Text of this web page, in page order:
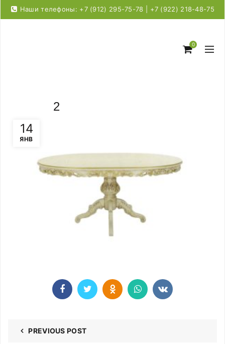
Наши телефоны: +7 (912) 295-75-78 | +7 (922) 218-48-75
0
14
ЯНВ
2
PREVIOUS POST